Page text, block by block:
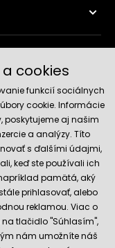
cookies
funkcií sociálnych
cookie. Informácie
poskytujeme aj našim
a analýzy. Títo
s ďalšími údajmi,
keď ste používali ich
pamätá, aký
prihlasovať, alebo
reklamou. Viac o
na tlačidlo "Súhlasím",
nám umožníte náš